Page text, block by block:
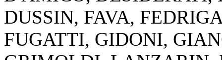
DUSSIN, FAVA,
FUGATTI, GIDONI,